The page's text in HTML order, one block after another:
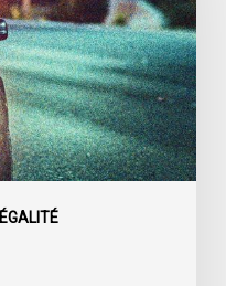
ÉGALITÉ